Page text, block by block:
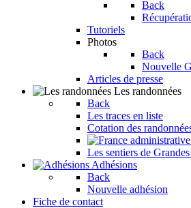
Back
Tutoriels
Photos
Back
Nouvelle
Articles de presse
Les randonnées
Back
Les traces en liste
Cotation des
Les sentiers de
Adhésions
Back
Nouvelle adhésion
Fiche de contact